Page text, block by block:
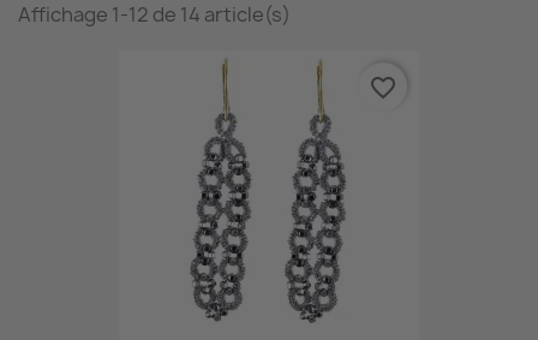
Affichage 1-12 de 14 article(s)
favorite_border